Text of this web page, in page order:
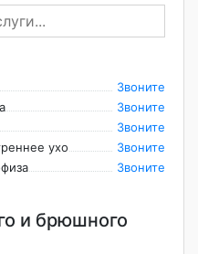
Звоните
Звоните
Звоните
ухо
Звоните
Звоните
и брюшного